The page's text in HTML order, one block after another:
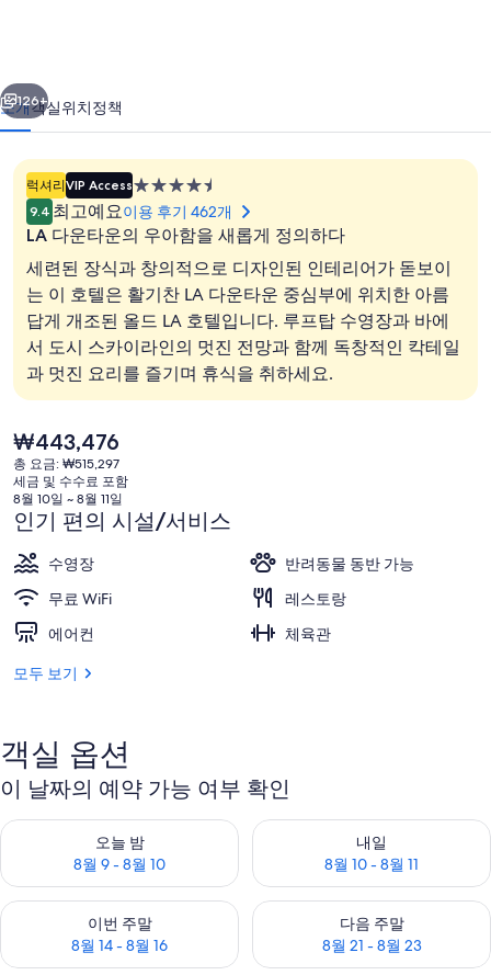
젤
레
스
텔,
어
버
오
브
디
자
인
호
의
사
진
갤
러
숙박 시설 입구
다음
126+
소개객실위치정책
럭셔리VIP Access4.5
성
급
숙
박
시
설
9.4 최고예요이용 후기 462개
LA 다운타운의 우아함을 새롭게 정의하다
세련된 장식과 창의적으로 디자인된 인테리어가 돋보이
는 이 호텔은 활기찬 LA 다운타운 중심부에 위치한 아름
답게 개조된 올드 LA 호텔입니다. 루프탑 수영장과 바에
서 도시 스카이라인의 멋진 전망과 함께 독창적인 칵테일
과 멋진 요리를 즐기며 휴식을 취하세요.
현
재
가
격
은
₩443,476
₩443,476
총 요금: ₩515,297
세금 및 수수료 포함
8월 10일 ~ 8월 11일
인기 편의 시설/서비스
수영장
반려동물 동반 가능
무료 WiFi
레스토랑
에어컨
체육관
모두 보기
객실 옵션
이 날짜의 예약 가능 여부 확인
오늘 밤
8월 9 - 8월 10
오늘 밤 예약 가능 여부 확인, 8월 9 - 8월 10
내일
8월 10 - 8월 11
내일 예약 가능 여부 확인, 8월
이번 주말
8월 14 - 8월 16
이번 주말 예약 가능 여부 확인, 8월 14 - 8월 16
다음 주말
8월 21 - 8월 23
다음 주말 예약 가능 여부 확인